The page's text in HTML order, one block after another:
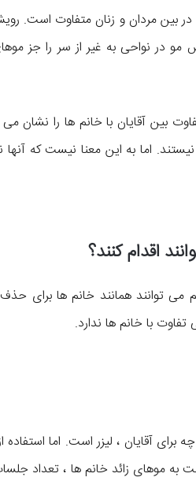
در بین مردان و زنان متفاوت است.
مو در نواحی به غیر از سر را جز
بین آقایان با خانم ها را نشان
اما به این معنا نیست که
اقدام کنند؟
توانند همانند خانم ها برای
با خانم ها ندارد.
آقایان ، لیزر است. اما استفاده
زائد خانم ها ، تعداد جلسات